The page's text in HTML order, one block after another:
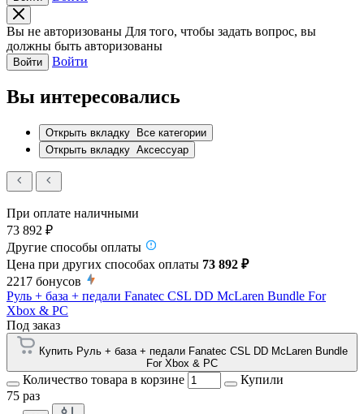
Вы не авторизованы Для того, чтобы задать вопрос, вы
должны быть авторизованы
Войти Войти
Вы интересовались
Открыть вкладку
Все категории
Открыть вкладку Аксессуар
При оплате наличными
73 892 ₽
Другие способы оплаты
Цена при других способах оплаты 73 892 ₽
2217 бонусов
Руль + база + педали Fanatec CSL DD McLaren Bundle For
Xbox & PC
Под заказ
Купить Руль + база + педали Fanatec CSL DD McLaren Bundle
For Xbox & PC
Количество товара в корзине
Купили
75 раз